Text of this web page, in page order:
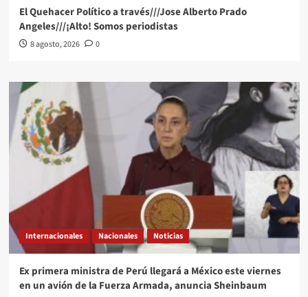
El Quehacer Político a través///Jose Alberto Prado
Angeles///¡Alto! Somos periodistas
8 agosto, 2026 0
Internacionales Nacionales Noticias
Ex primera ministra de Perú llegará a México este viernes
en un avión de la Fuerza Armada, anuncia Sheinbaum